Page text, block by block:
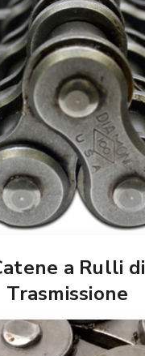
a Rulli di
Trasmissione